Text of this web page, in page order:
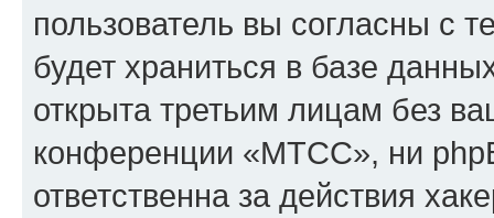
пользователь вы согласны с
будет храниться в базе
открыта третьим лицам без
конференции «МТСС», ни
ответственна за действия